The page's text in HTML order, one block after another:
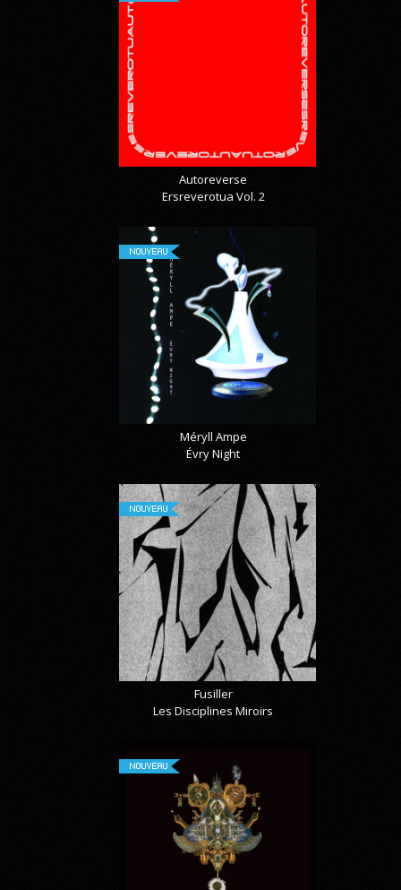
Autoreverse
Ersreverotua Vol. 2
NOUVEAU
Méryll Ampe
Évry Night
NOUVEAU
Fusiller
Les Disciplines Miroirs
NOUVEAU